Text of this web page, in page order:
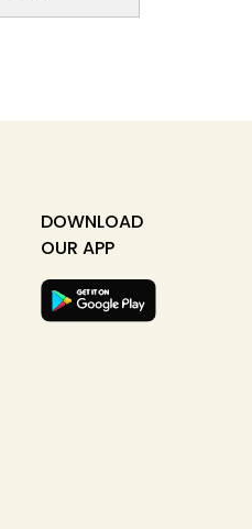
DOWNLOAD
OUR APP